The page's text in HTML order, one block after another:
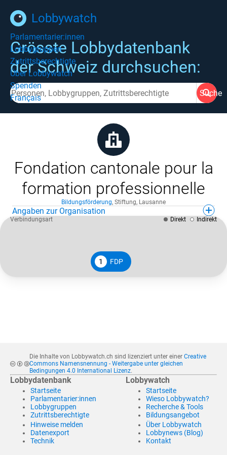
Lobbywatch
Parlamentarier:innen
Lobbygruppen
Zutrittsberechtigte
Über Lobbywatch
Spenden
Français
Grösste Lobbydatenbank
der Schweiz durchsuchen:
Suche
Fondation cantonale pour la
formation professionnelle
Bildungsförderung, Stiftung, Lausanne
Angaben zur Organisation
1 FDP
Verbindungsart Direkt Indirekt
Die Inhalte von Lobbywatch.ch sind lizenziert unter einer Creative
Commons Namensnennung - Weitergabe unter gleichen
Bedingungen 4.0 International Lizenz.
Lobbydatenbank
Startseite
Parlamentarier:innen
Lobbygruppen
Zutrittsberechtigte
Hinweise melden
Datenexport
Technik
Lobbywatch
Startseite
Wieso Lobbywatch?
Recherche & Tools
Bildungsangebot
Über Lobbywatch
Lobbynews (Blog)
Kontakt